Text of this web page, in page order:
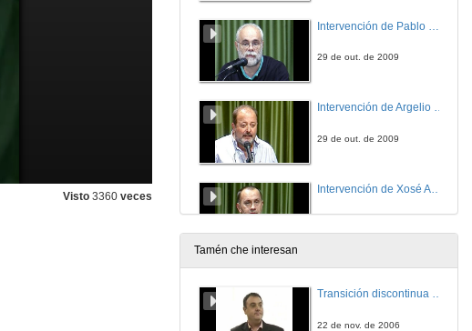
Visto 3360 veces
29 de out. de 2009
Intervención de Argelio Fernández
29 de out. de 2009
Intervención de Pepe Naveiras
Tamén che interesan
Transición discontinua de partículas de microgel termosensible
22 de nov. de 2006